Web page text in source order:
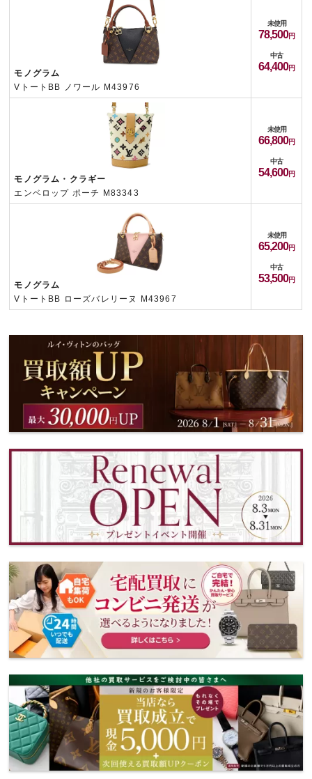
モノグラム
VトートBB ノワール M43976
未使用
78,500
中古
64,400
モノグラム・クラギー
エンベロップ ポーチ M83343
未使用
66,800
中古
54,600
モノグラム
VトートBB ローズバレリーヌ M43967
未使用
65,200
中古
53,500